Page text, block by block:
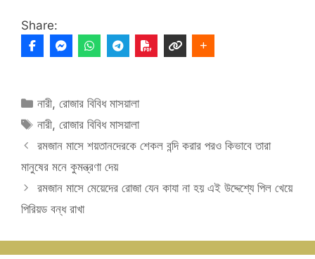
Share:
Categories
নারী,রোজার বিবিধ মাসয়ালা
Tags
নারী,রোজার বিবিধ মাসয়ালা
রমজান মাসে শয়তানদেরকে শেকল বন্দি করার পরও কিভাবে তারা
মানুষের মনে কুমন্ত্রণা দেয়
রমজান মাসে মেয়েদের রোজা যেন কাযা না হয় এই উদ্দেশ্যে পিল খেয়ে
পিরিয়ড বন্ধ রাখা